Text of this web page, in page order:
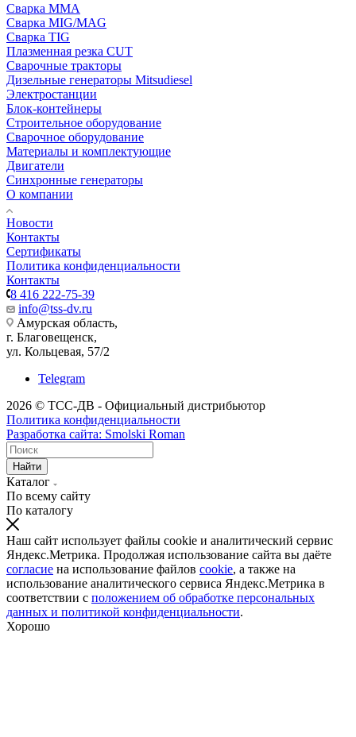
Сварка MMA
Сварка MIG/MAG
Сварка TIG
Плазменная резка CUT
Сварочные тракторы
Дизельные генераторы Mitsudiesel
Электростанции
Блок-контейнеры
Строительное оборудование
Сварочное оборудование
Материалы и комплектующие
Двигатели
Синхронные генераторы
О компании
Новости
Контакты
Сертификаты
Политика конфиденциальности
Контакты
8 416 222-75-39
info@tss-dv.ru
Амурская область,
г. Благовещенск,
ул. Кольцевая, 57/2
Telegram
2026 © ТСС-ДВ - Официальный дистрибьютор
Политика конфиденциальности
Разработка сайта: Smolski Roman
Найти
Каталог
По всему сайту
По каталогу
Наш сайт использует файлы cookie и аналитический сервис
Яндекс.Метрика. Продолжая использование сайта вы даёте
согласие на использование файлов cookie, а также на
использование аналитического сервиса Яндекс.Метрика в
соответствии с положением об обработке персональных
данных и политикой конфиденциальности.
Хорошо